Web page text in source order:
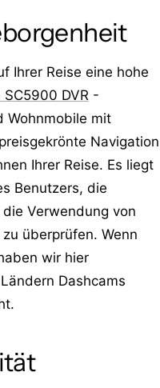
Ihrer Reise eine hohe
SC5900 DVR -
Wohnmobile mit
Navigation
Ihrer Reise. Es liegt
Benutzers, die
Verwendung von
überprüfen. Wenn
wir hier
Dashcams